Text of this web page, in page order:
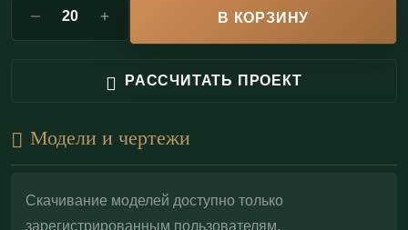
влагостойкого варианта (по запросу);
ГКС86.65.1 монтируется бесшовным методом:
окрашивается в цвет потолка. В результате
как часть архитектуры и поддерживает чистый,
В КОРЗИНУ
РАССЧИТАТЬ ПРОЕКТ
Модели и чертежи
Скачивание моделей доступно только
зарегистрированным пользователям.